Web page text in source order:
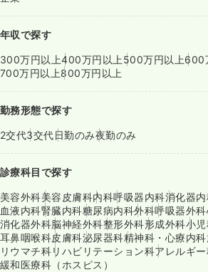
年収で探す
300万円以上400万円以上 500万円以上600
700万円以上800万円以上
勤務形態で探す
2交代3交代日勤のみ夜勤のみ
診療科目で探す
美容外科美容皮膚科内科呼吸器内科消化器
血液内科腎臓内科糖尿病内科外科呼吸器外科
消化器外科脳神経外科整形外科形成外科小
耳鼻咽喉科皮膚科泌尿器科精神科・心療内科
リウマチ科リハビリテーション科アレルギ
緩和医療科（ホスピス）